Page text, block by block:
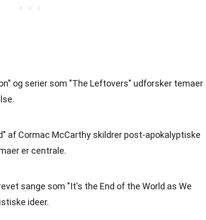
og serier som "The Leftovers" udforsker temaer
af Cormac McCarthy skildrer post-apokalyptiske
er centrale.
sange som "It's the End of the World as We
ideer.